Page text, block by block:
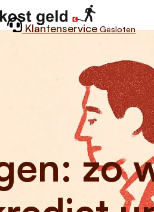
Klantenservice Gesloten
zo